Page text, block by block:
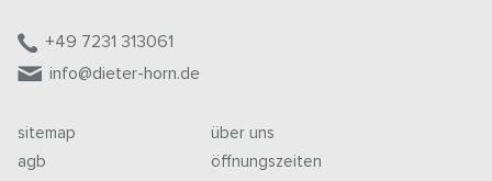
+49 7231 313061
info@dieter-horn.de
sitemap
agb
über uns
öffnungszeiten